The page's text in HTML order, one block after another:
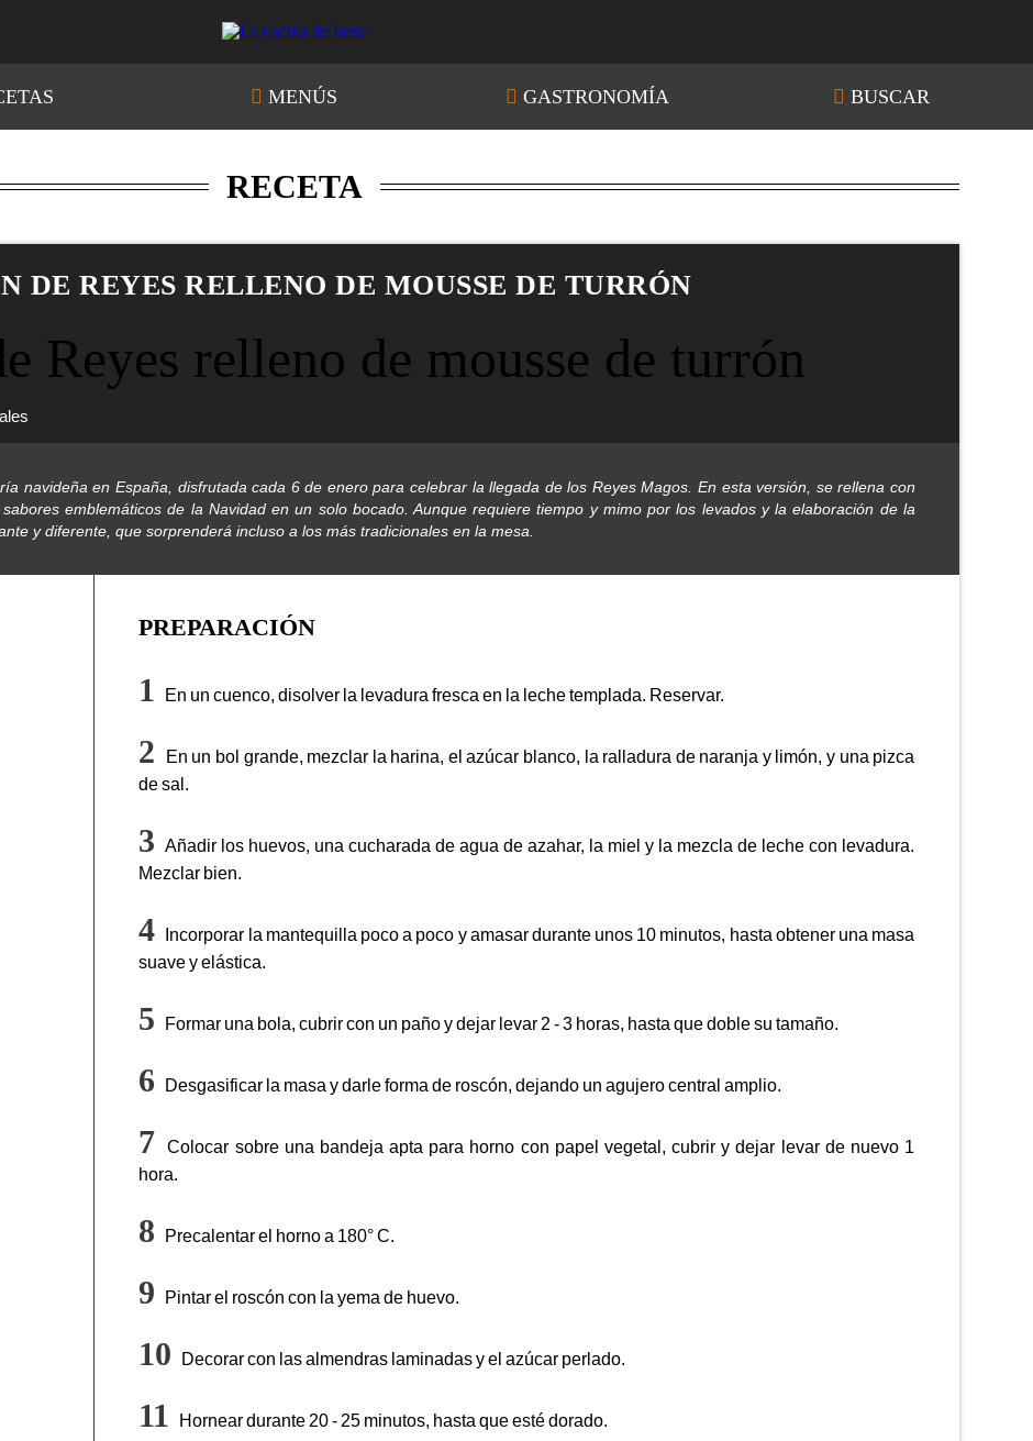
MENÚS GASTRONOMÍA BUSCAR
RECETA
DE REYES RELLENO DE MOUSSE DE TURRÓN
navideña en España, disfrutada cada 6 de enero para celebrar la llegada de los Reyes Magos. En esta versión, se rellena con
emblemáticos de la Navidad en un solo bocado. Aunque requiere tiempo y mimo por los levados y la elaboración de la
y diferente, que sorprenderá incluso a los más tradicionales en la mesa.
PREPARACIÓN
En un cuenco, disolver la levadura fresca en la leche templada. Reservar.
En un bol grande, mezclar la harina, el azúcar blanco, la ralladura de naranja y limón, y una pizca
de sal.
Añadir los huevos, una cucharada de agua de azahar, la miel y la mezcla de leche con levadura.
Mezclar bien.
Incorporar la mantequilla poco a poco y amasar durante unos 10 minutos, hasta obtener una masa
suave y elástica.
Formar una bola, cubrir con un paño y dejar levar 2 - 3 horas, hasta que doble su tamaño.
Desgasificar la masa y darle forma de roscón, dejando un agujero central amplio.
Colocar sobre una bandeja apta para horno con papel vegetal, cubrir y dejar levar de nuevo 1
hora.
Precalentar el horno a 180° C.
Pintar el roscón con la yema de huevo.
Decorar con las almendras laminadas y el azúcar perlado.
Hornear durante 20 - 25 minutos, hasta que esté dorado.